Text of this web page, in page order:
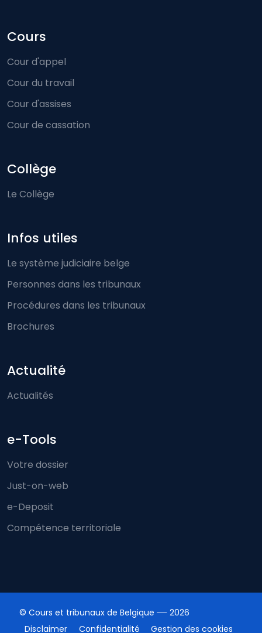
Cours
Cour d'appel
Cour du travail
Cour d'assises
Cour de cassation
Collège
Le Collège
Infos utiles
Le système judiciaire belge
Personnes dans les tribunaux
Procédures dans les tribunaux
Brochures
Actualité
Actualités
e-Tools
Votre dossier
Just-on-web
e-Deposit
Compétence territoriale
© Cours et tribunaux de Belgique
2026
Disclaimer
Confidentialité Gestion des cookies